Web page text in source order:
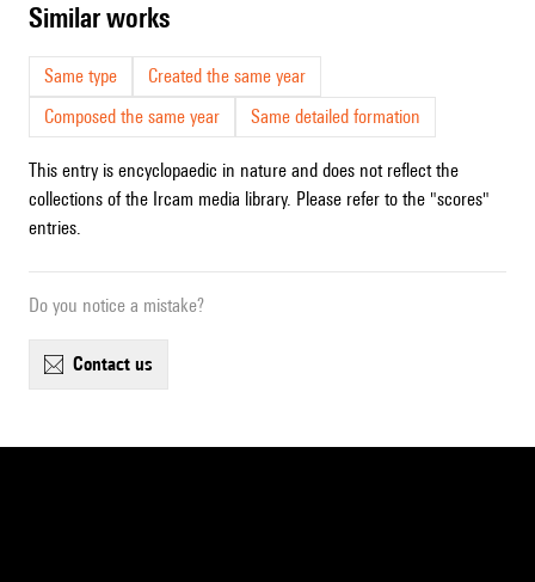
similar works
Same type
Created the same year
Composed the same year
Same detailed formation
This entry is encyclopaedic in nature and does not reflect the
collections of the Ircam media library. Please refer to the "scores"
entries.
Do you notice a mistake?
contact us